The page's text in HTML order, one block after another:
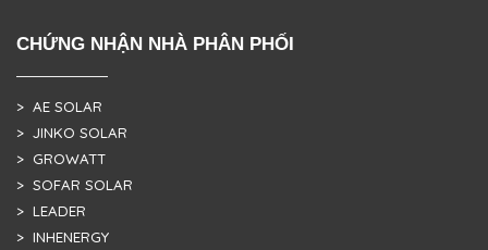
CHỨNG NHẬN NHÀ PHÂN PHỐI
> AE SOLAR
> JINKO SOLAR
> GROWATT
> SOFAR SOLAR
> LEADER
> INHENERGY